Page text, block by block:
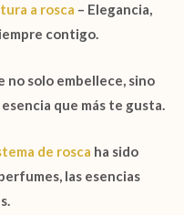
a rosca – Elegancia,
contigo.
no solo embellece, sino
que más te gusta.
de rosca ha sido
las esencias